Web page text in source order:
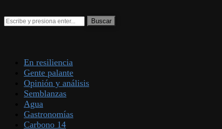
En resiliencia
Gente palante
Opinión y análisis
Semblanzas
Agua
Gastronomías
Carbono 14